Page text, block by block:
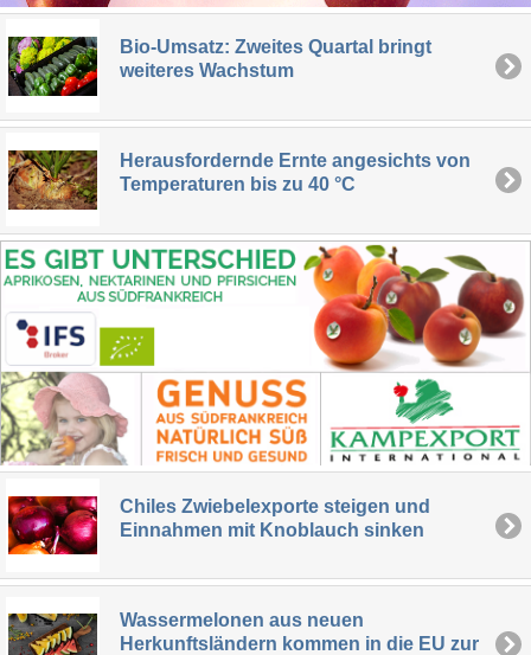
Bio-Umsatz: Zweites Quartal bringt
weiteres Wachstum
Herausfordernde Ernte angesichts von
Temperaturen bis zu 40 °C
Chiles Zwiebelexporte steigen und
Einnahmen mit Knoblauch sinken
Wassermelonen aus neuen
Herkunftsländern kommen in die EU zur